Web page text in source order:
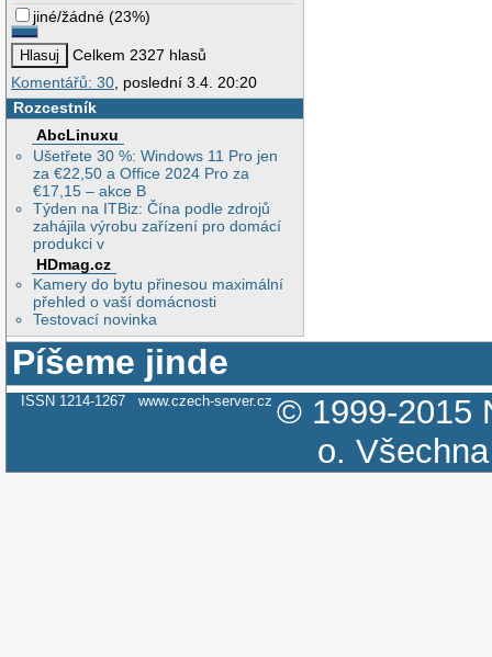
jiné/žádné (23%)
Celkem 2327 hlasů
Komentářů: 30, poslední 3.4. 20:20
Rozcestník
AbcLinuxu
Ušetřete 30 %: Windows 11 Pro jen
za €22,50 a Office 2024 Pro za
€17,15 – akce B
Týden na ITBiz: Čína podle zdrojů
zahájila výrobu zařízení pro domácí
produkci v
HDmag.cz
Kamery do bytu přinesou maximální
přehled o vaší domácnosti
Testovací novinka
Píšeme jinde
ISSN 1214-1267 www.czech-server.cz © 1999-2015
o.